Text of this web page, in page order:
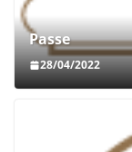
Passe
28/04/2022